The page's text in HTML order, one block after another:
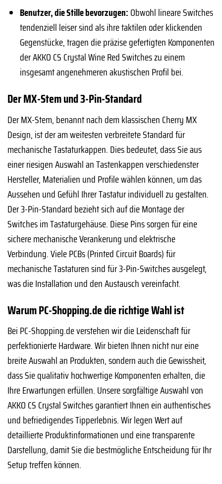
Benutzer, die Stille bevorzugen: Obwohl lineare Switches
tendenziell leiser sind als ihre taktilen oder klickenden
Gegenstücke, tragen die präzise gefertigten Komponenten
der AKKO CS Crystal Wine Red Switches zu einem
insgesamt angenehmeren akustischen Profil bei.
Der MX-Stem und 3-Pin-Standard
Der MX-Stem, benannt nach dem klassischen Cherry MX
Design, ist der am weitesten verbreitete Standard für
mechanische Tastaturkappen. Dies bedeutet, dass Sie aus
einer riesigen Auswahl an Tastenkappen verschiedenster
Hersteller, Materialien und Profile wählen können, um das
Aussehen und Gefühl Ihrer Tastatur individuell zu gestalten.
Der 3-Pin-Standard bezieht sich auf die Montage der
Switches im Tastaturgehäuse. Diese Pins sorgen für eine
sichere mechanische Verankerung und elektrische
Verbindung. Viele PCBs (Printed Circuit Boards) für
mechanische Tastaturen sind für 3-Pin-Switches ausgelegt,
was die Installation und den Austausch vereinfacht.
Warum PC-Shopping.de die richtige Wahl ist
Bei PC-Shopping.de verstehen wir die Leidenschaft für
perfektionierte Hardware. Wir bieten Ihnen nicht nur eine
breite Auswahl an Produkten, sondern auch die Gewissheit,
dass Sie qualitativ hochwertige Komponenten erhalten, die
Ihre Erwartungen erfüllen. Unsere sorgfältige Auswahl von
AKKO CS Crystal Switches garantiert Ihnen ein authentisches
und befriedigendes Tipperlebnis. Wir legen Wert auf
detaillierte Produktinformationen und eine transparente
Darstellung, damit Sie die bestmögliche Entscheidung für Ihr
Setup treffen können.